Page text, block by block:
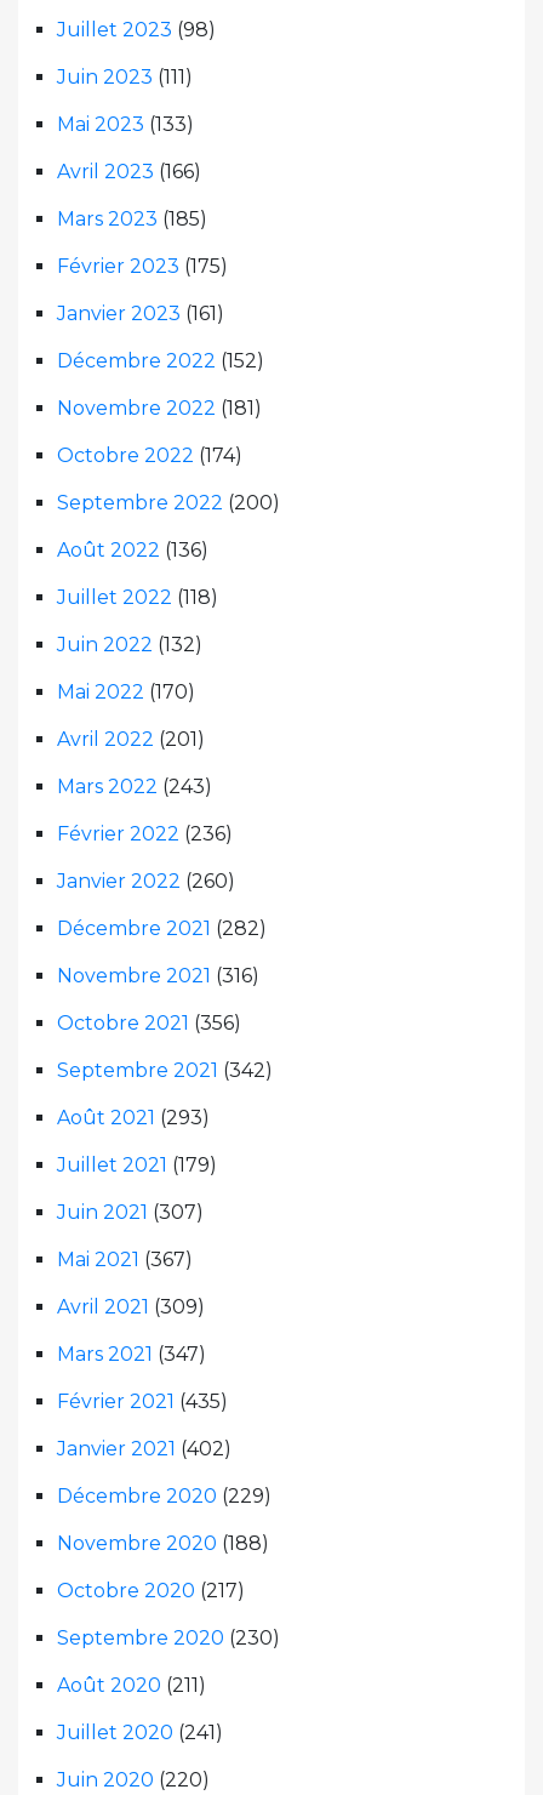
Juillet 2023 (98)
Juin 2023 (111)
Mai 2023 (133)
Avril 2023 (166)
Mars 2023 (185)
Février 2023 (175)
Janvier 2023 (161)
Décembre 2022 (152)
Novembre 2022 (181)
Octobre 2022 (174)
Septembre 2022 (200)
Août 2022 (136)
Juillet 2022 (118)
Juin 2022 (132)
Mai 2022 (170)
Avril 2022 (201)
Mars 2022 (243)
Février 2022 (236)
Janvier 2022 (260)
Décembre 2021 (282)
Novembre 2021 (316)
Octobre 2021 (356)
Septembre 2021 (342)
Août 2021 (293)
Juillet 2021 (179)
Juin 2021 (307)
Mai 2021 (367)
Avril 2021 (309)
Mars 2021 (347)
Février 2021 (435)
Janvier 2021 (402)
Décembre 2020 (229)
Novembre 2020 (188)
Octobre 2020 (217)
Septembre 2020 (230)
Août 2020 (211)
Juillet 2020 (241)
Juin 2020 (220)